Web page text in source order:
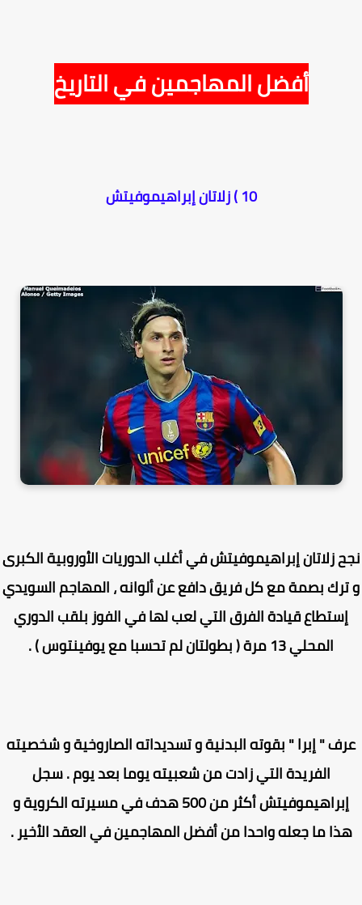
أفضل المهاجمين في التاريخ
10 ) زلاتان إبراهيموفيتش
زلاتان إبراهيموفيتش في أغلب الدوريات الأوروبية الكبرى
بصمة مع كل فريق دافع عن ألوانه ، المهاجم السويدي
إستطاع قيادة الفرق التي لعب لها في الفوز بلقب الدوري
المحلي 13 مرة ( بطولتان لم تحسبا مع يوفينتوس ) .
" إبرا " بقوته البدنية و تسديداته الصاروخية و شخصيته
الفريدة التي زادت من شعبيته يوما بعد يوم . سجل
إبراهيموفيتش أكثر من 500 هدف في مسيرته الكروية و
ما جعله واحدا من أفضل المهاجمين في العقد الأخير .